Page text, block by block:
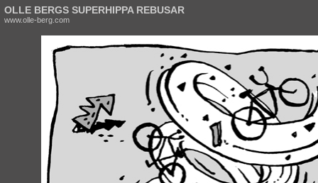
OLLE BERGS SUPERHIPPA REBUSAR
www.olle-berg.com